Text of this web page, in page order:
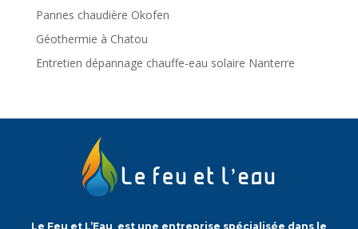
Pannes chaudière Okofen
Géothermie à Chatou
Entretien dépannage chauffe-eau solaire Nanterre
Le Feu et L’Eau est une entreprise spécialisée dans le